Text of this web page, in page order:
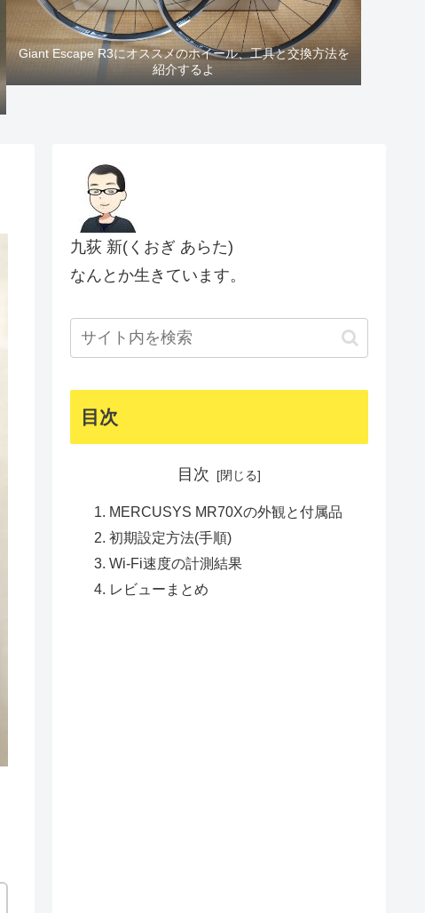
Giant Escape R3にオススメのホイール、工具と交換方法を
紹介するよ
九荻 新(くおぎ あらた)
なんとか生きています。
目次
目次
MERCUSYS MR70Xの外観と付属品
初期設定方法(手順)
Wi-Fi速度の計測結果
レビューまとめ